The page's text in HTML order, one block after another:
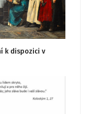
k dispozici v